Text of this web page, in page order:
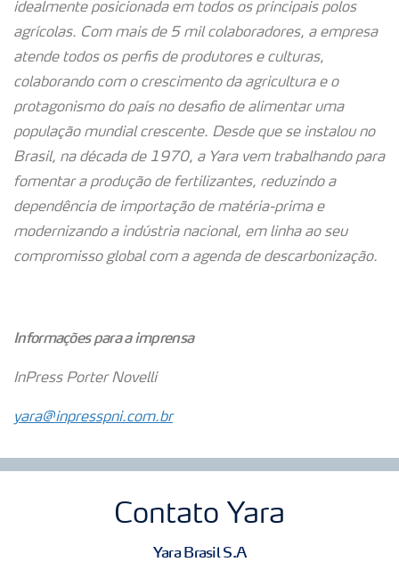
idealmente posicionada em todos os principais polos
agrícolas. Com mais de 5 mil colaboradores, a empresa
atende todos os perfis de produtores e culturas,
colaborando com o crescimento da agricultura e o
protagonismo do país no desafio de alimentar uma
população mundial crescente. Desde que se instalou no
Brasil, na década de 1970, a Yara vem trabalhando para
fomentar a produção de fertilizantes, reduzindo a
dependência de importação de matéria-prima e
modernizando a indústria nacional, em linha ao seu
compromisso global com a agenda de descarbonização.
Informações para a imprensa
InPress Porter Novelli
yara@inpresspni.com.br
Contato Yara
Yara Brasil S.A